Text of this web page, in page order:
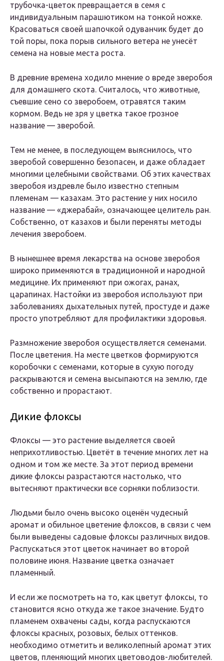
трубочка-цветок превращается в семя с
индивидуальным парашютиком на тонкой ножке.
Красоваться своей шапочкой одуванчик будет до
той поры, пока порыв сильного ветера не унесёт
семена на новые места роста.
В древние времена ходило мнение о вреде зверобоя
для домашнего скота. Считалось, что животные,
съевшие сено со зверобоем, отравятся таким
кормом. Ведь не зря у цветка такое грозное
название — зверобой.
Тем не менее, в последующем выяснилось, что
зверобой совершенно безопасен, и даже обладает
многими целебными свойствами. Об этих качествах
зверобоя издревле было известно степным
племенам — казахам. Это растение у них носило
название — «джерабай», означающее целитель ран.
Собственно, от казахов и были переняты методы
лечения зверобоем.
В нынешнее время лекарства на основе зверобоя
широко применяются в традиционной и народной
медицине. Их применяют при ожогах, ранах,
царапинах. Настойки из зверобоя используют при
заболеваниях дыхательных путей, простуде и даже
просто употребляют для профилактики здоровья.
Размножение зверобоя осуществляется семенами.
После цветения. На месте цветков формируются
коробочки с семенами, которые в сухую погоду
раскрываются и семена высыпаются на землю, где
собственно и прорастают.
Дикие флоксы
Флоксы — это растение выделяется своей
неприхотливостью. Цветёт в течение многих лет на
одном и том же месте. За этот период времени
дикие флоксы разрастаются настолько, что
вытесняют практически все сорняки поблизости.
Людьми было очень высоко оценён чудесный
аромат и обильное цветение флоксов, в связи с чем
были выведены садовые флоксы различных видов.
Распускаться этот цветок начинает во второй
половине июня. Название цветка означает
пламенный.
И если же посмотреть на то, как цветут флоксы, то
становится ясно откуда же такое значение. Будто
пламенем охвачены сады, когда распускаются
флоксы красных, розовых, белых оттенков.
необходимо отметить и великолепный аромат этих
цветов, пленяющий многих цветоводов-любителей.